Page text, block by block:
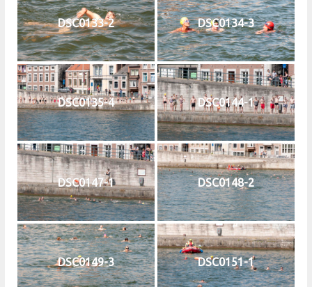
DSC0133-2 DSC0134-3
DSC0135-4 DSC0144-1
DSC0147-1 DSC0148-2
DSC0149-3 DSC0151-1